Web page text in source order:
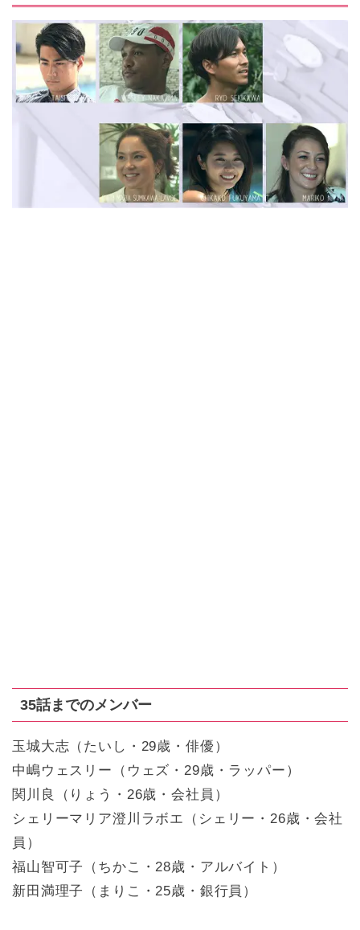
35話までのメンバー
玉城大志（たいし・29歳・俳優）
中嶋ウェスリー（ウェズ・29歳・ラッパー）
関川良（りょう・26歳・会社員）
シェリーマリア澄川ラボエ（シェリー・26歳・会社
員）
福山智可子（ちかこ・28歳・アルバイト）
新田満理子（まりこ・25歳・銀行員）